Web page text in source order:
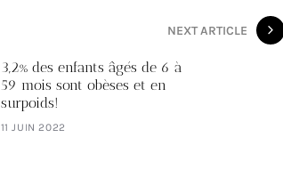
NEXT ARTICLE
3,2% des enfants âgés de 6 à
59 mois sont obèses et en
surpoids!
11 JUIN 2022